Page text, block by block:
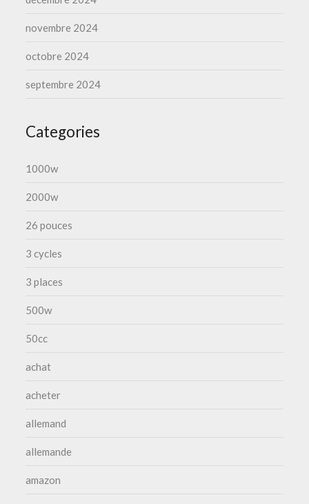
novembre 2024
octobre 2024
septembre 2024
Categories
1000w
2000w
26 pouces
3 cycles
3 places
500w
50cc
achat
acheter
allemand
allemande
amazon